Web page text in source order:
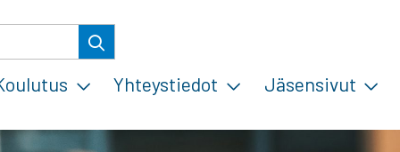
Yhteystiedot Jäsensivut